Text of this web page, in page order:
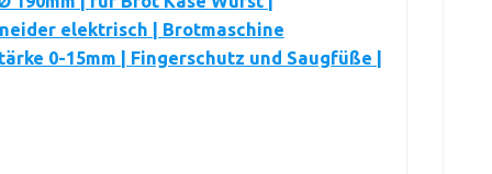
elektrisch | Brotmaschine
0-15mm | Fingerschutz und Saugfüße |